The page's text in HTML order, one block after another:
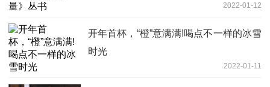
2022-01-12
开年首杯，“橙”意满满!喝点不一样的冰雪
时光
2022-01-11